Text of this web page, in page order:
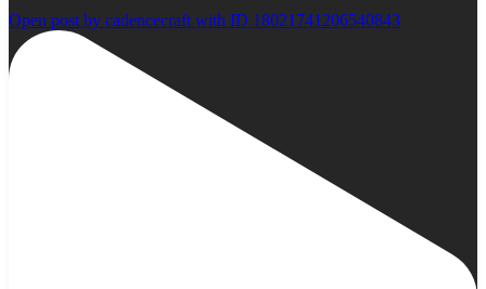
Open post by cadencecraft with ID 18021741206540843